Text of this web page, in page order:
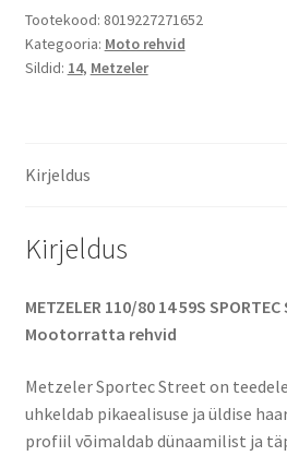
Tootekood: 8019227271652
Kategooria: Moto rehvid
Sildid: 14, Metzeler
Kirjeldus
Kirjeldus
METZELER 110/80 14 59S SPORTEC
Mootorratta rehvid
Metzeler Sportec Street on
uhkeldab pikaealisuse ja üldise
profiil võimaldab dünaamilist ja